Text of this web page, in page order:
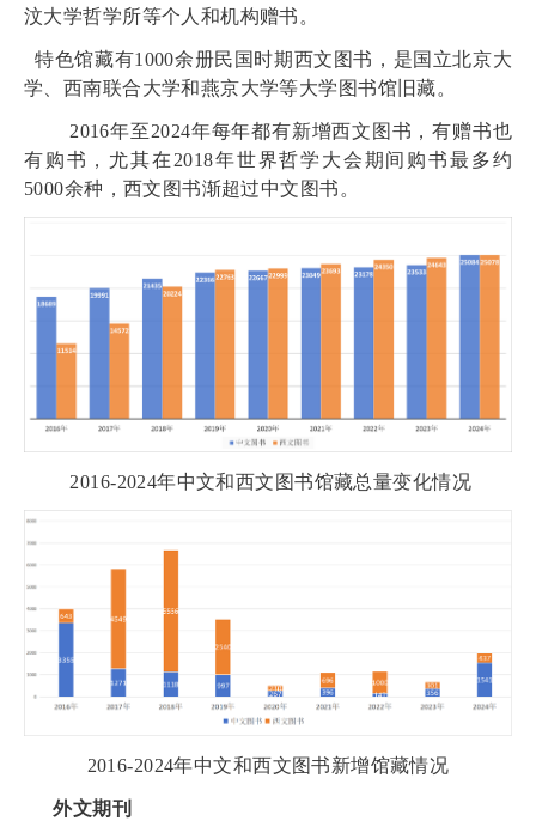
汶大学哲学所等个人和机构赠书。
特色馆藏有1000余册民国时期西文图书，是国立北京大
学、西南联合大学和燕京大学等大学图书馆旧藏。
2016年至2024年每年都有新增西文图书，有赠书也
有购书，尤其在 2018年世界哲学大会期间购书最多约
5000余种，西文图书渐超过中文图书。
2016-2024年中文和 西文图书馆藏总量变化情况
2016-2024年中文和西文图书新增馆藏情况
外文期刊